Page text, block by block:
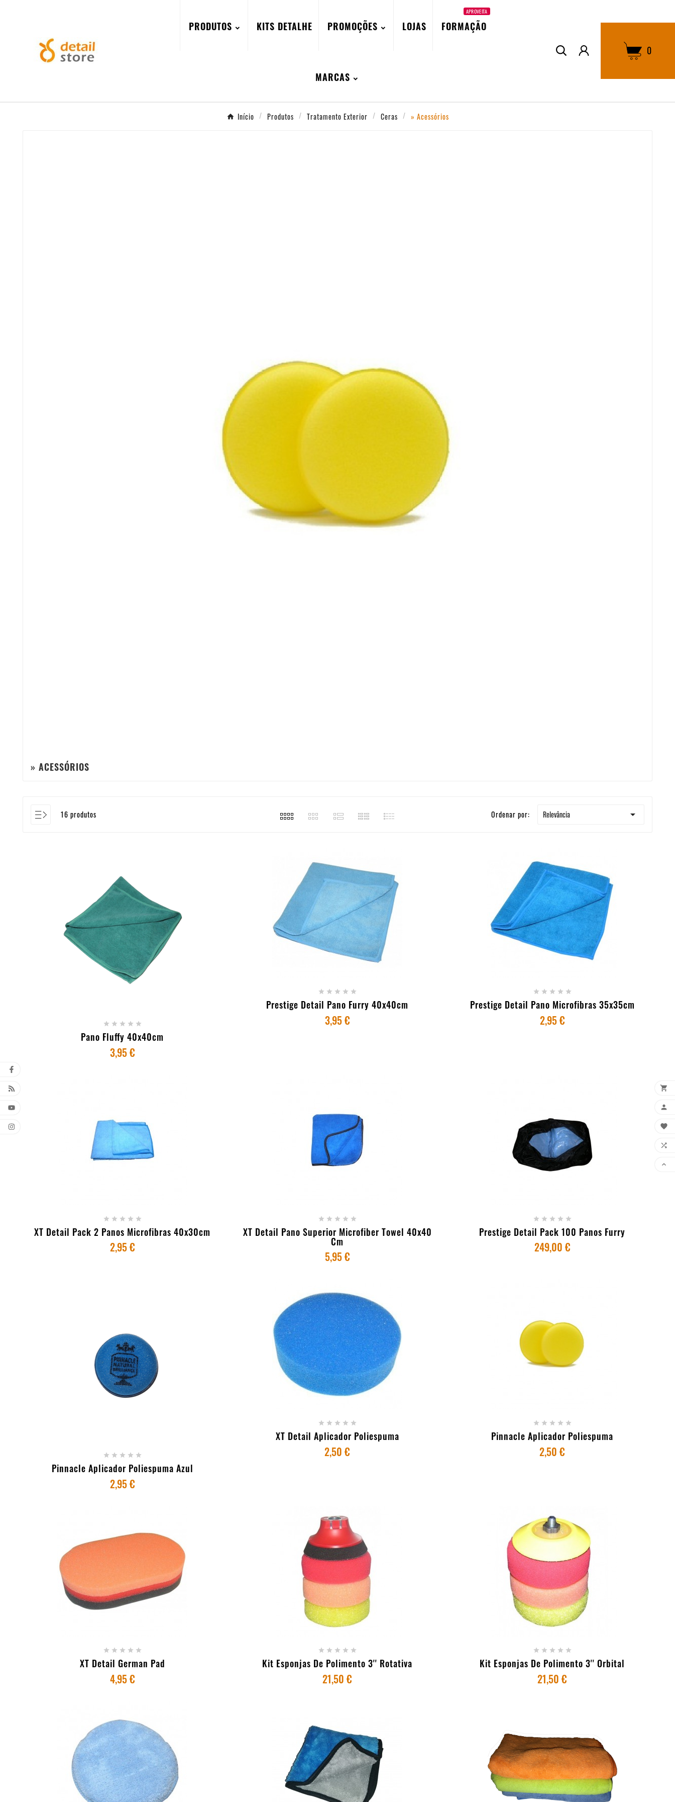
PRODUTOS KITS DETALHE PROMOÇÕES LOJAS FORMAÇÃO
APROVEITA
MARCAS
0
Início Produtos Tratamento Exterior Ceras » Acessórios
» ACESSÓRIOS
16 produtos Ordenar por: Relevância 
+ ADICIONAR AO CARRINHO
    
Pano Fluffy 40x40cm
3,95 €
+ ADICIONAR AO CARRINHO
    
Prestige Detail Pano Furry 40x40cm
3,95 €
+ ADICIONAR AO CARRINHO
    
Prestige Detail Pano Microfibras 35x35cm
2,95 €
    
XT Detail Pack 2 Panos Microfibras 40x30cm
2,95 €
    
XT Detail Pano Superior Microfiber Towel 40x40
Cm
5,95 €
    
Prestige Detail Pack 100 Panos Furry
249,00 €
    
Pinnacle Aplicador Poliespuma Azul
2,95 €
+ ADICIONAR AO CARRINHO
    
XT Detail Aplicador Poliespuma
2,50 €
    
Pinnacle Aplicador Poliespuma
2,50 €
+ ADICIONAR AO CARRINHO
    
XT Detail German Pad
4,95 €
+ ADICIONAR AO CARRINHO
    
Kit Esponjas De Polimento 3'' Rotativa
21,50 €
+ ADICIONAR AO CARRINHO
    
Kit Esponjas De Polimento 3'' Orbital
21,50 €




